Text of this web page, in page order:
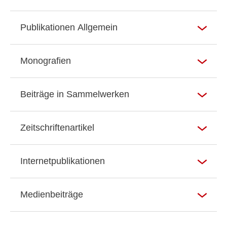
Publikationen Allgemein
Monografien
Beiträge in Sammelwerken
Zeitschriftenartikel
Internetpublikationen
Medienbeiträge